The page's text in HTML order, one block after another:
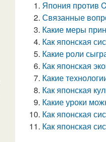
Япония против
Связанные
Какие меры
Как японская
Какие роли
Как японская
Какие
Как японская
Какие уроки
Как японская
Как японская